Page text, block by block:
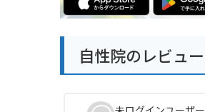
自性院のレビュー